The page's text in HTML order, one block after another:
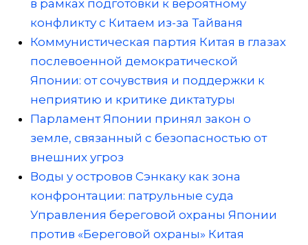
в рамках подготовки к вероятному
конфликту с Китаем из-за Тайваня
Коммунистическая партия Китая в глазах
послевоенной демократической
Японии: от сочувствия и поддержки к
неприятию и критике диктатуры
Парламент Японии принял закон о
земле, связанный с безопасностью от
внешних угроз
Воды у островов Сэнкаку как зона
конфронтации: патрульные суда
Управления береговой охраны Японии
против «Береговой охраны» Китая